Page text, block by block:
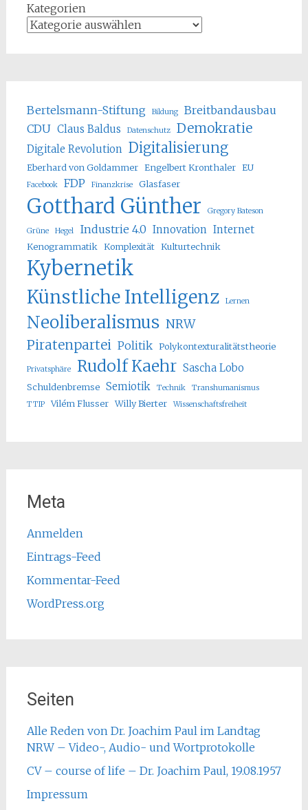
Kategorien
Bertelsmann-Stiftung Bildung
Breitbandausbau
CDU Claus Baldus Datenschutz Demokratie
Digitale Revolution Digitalisierung
Eberhard von Goldammer Engelbert Kronthaler EU
Facebook FDP Finanzkrise Glasfaser
Gotthard Günther Gregory Bateson
Grüne Hegel Industrie 4.0 Innovation Internet
Kenogrammatik Komplexität Kulturtechnik
Kybernetik
Künstliche Intelligenz Lernen
Neoliberalismus NRW
Piratenpartei Politik Polykontexturalitätstheorie
Privatsphäre Rudolf Kaehr Sascha Lobo
Schuldenbremse Semiotik Technik
Transhumanismus
TTIP
Vilém Flusser Willy Bierter Wissenschaftsfreiheit
Meta
Anmelden
Eintrags-Feed
Kommentar-Feed
WordPress.org
Seiten
Alle Reden von Dr. Joachim Paul im Landtag
NRW – Video-, Audio- und Wortprotokolle
CV – course of life – Dr. Joachim Paul, 19.08.1957
Impressum